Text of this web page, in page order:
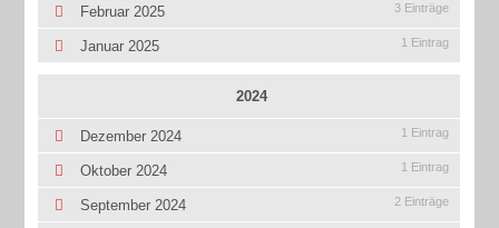
Februar 2025 3 Einträge
Januar 2025 1 Eintrag
2024
Dezember 2024 1 Eintrag
Oktober 2024 1 Eintrag
September 2024 2 Einträge